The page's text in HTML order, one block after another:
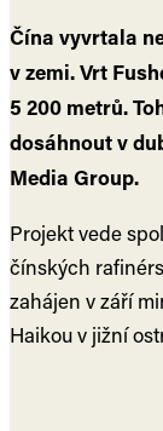
Čína vyvrtala
v zemi. Vrt
5 200 metrů.
dosáhnout v
Media Group.
Projekt vede
čínských
zahájen v září
Haikou v jižní